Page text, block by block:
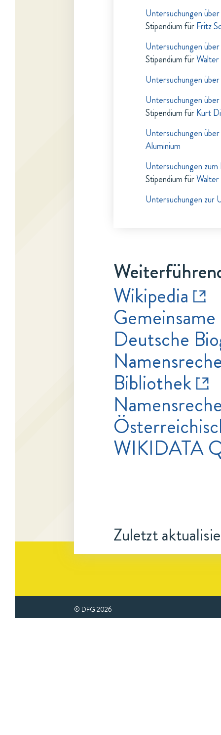
Untersuchungen
Stipendium fürFritz
Untersuchungen
Stipendium fürWalter
Untersuchungen
Untersuchungen
Stipendium fürKurt
Untersuchungen
Aluminium
Untersuchungen
Stipendium fürWalter
Untersuchungen zur
Wikipedia
Deutsche
Bibliothek
WIKIDATA
Zuletzt
© DFG 2026